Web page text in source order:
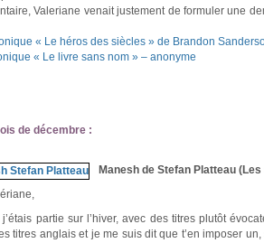
Valeriane venait justement de formuler une
« Le héros des siècles » de Brandon
« Le livre sans nom » – anonyme
de décembre :
Manesh de Stefan Platteau
partie sur l’hiver, avec des titres plutôt
titres anglais et je me suis dit que t’en imposer